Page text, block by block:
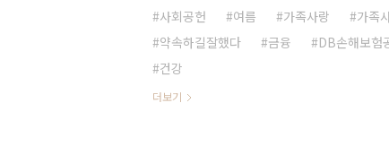
사회공헌
여름 가족사랑 가족
약속하길잘했다
금융 DB손해보험
건강
더보기